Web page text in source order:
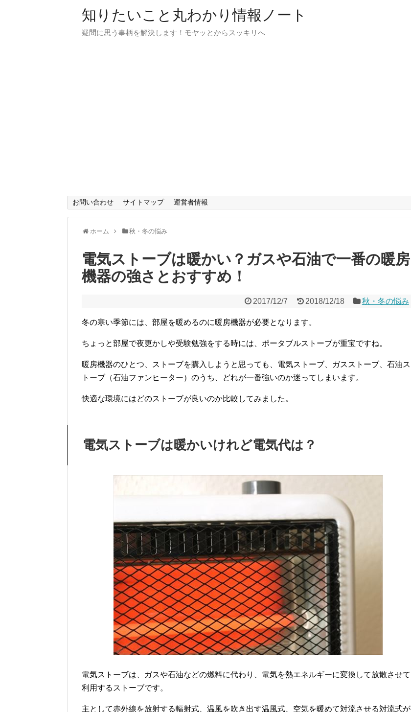
知りたいこと丸わかり情報ノート
疑問に思う事柄を解決します！モヤッとからスッキリへ
お問い合わせ サイトマップ 運営者情報
ホーム 秋・冬の悩み
電気ストーブは暖かい？ガスや石油で一番の暖房
機器の強さとおすすめ！
2017/12/7 2018/12/18 秋・冬の悩み
冬の寒い季節には、部屋を暖めるのに暖房機器が必要となります。
ちょっと部屋で夜更かしや受験勉強をする時には、ポータブルストーブが重宝ですね。
暖房機器のひとつ、ストーブを購入しようと思っても、電気ストーブ、ガスストーブ、石油ス
トーブ（石油ファンヒーター）のうち、どれが一番強いのか迷ってしまいます。
快適な環境にはどのストーブが良いのか比較してみました。
電気ストーブは暖かいけれど電気代は？
電気ストーブは、ガスや石油などの燃料に代わり、電気を熱エネルギーに変換して放散させて
利用するストーブです。
主として赤外線を放射する輻射式、温風を吹き出す温風式、空気を暖めて対流させる対流式が